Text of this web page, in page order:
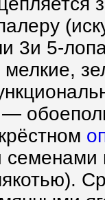
3и 5-
—